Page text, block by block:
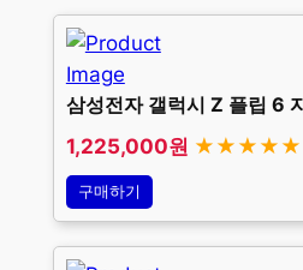
삼성전자 갤럭시 Z 플립 6
1,225,000원 ★★★★★
구매하기